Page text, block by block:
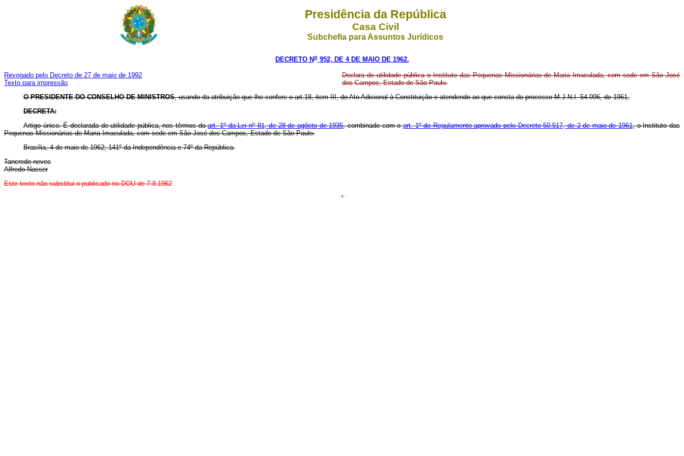
Presidência da República
Casa Civil
Subchefia para Assuntos Jurídicos
DECRETO No952, DE 4 DE MAIO DE 1962.
Revogado pelo Decreto de 27 de maio de 1992
Texto para impressão
Declara de utilidade pública o Instituto das Pequenas Missionárias de Maria Imaculada, com sede em São José
dos Campos, Estado de São Paulo.
O PRESIDENTE DO CONSELHO DE MINISTROS, usando da atribuição que lhe confere o art.18, item III, do Ato Adicional à Constituição e atendendo ao que consta do processo M.J.N.I. 54.096, de 1961,
DECRETA:
Artigo único. É declarada de utilidade pública, nos têrmos doart. 1º da Lei nº 81, de 28 de agôsto de 1935, combinado com oart. 1º do Regulamento aprovado pelo Decreto 50.517, de 2 de maio de 1961, o Instituto das
Pequenas Missionárias de Maria Imaculada, com sede em São José dos Campos, Estado de São Paulo.
Brasília, 4 de maio de 1962; 141º da Independência e 74º da República.
Tancredo neves
Alfredo Nasser
Este texto não substitui o publicado no DOU de 7.8.1962
*